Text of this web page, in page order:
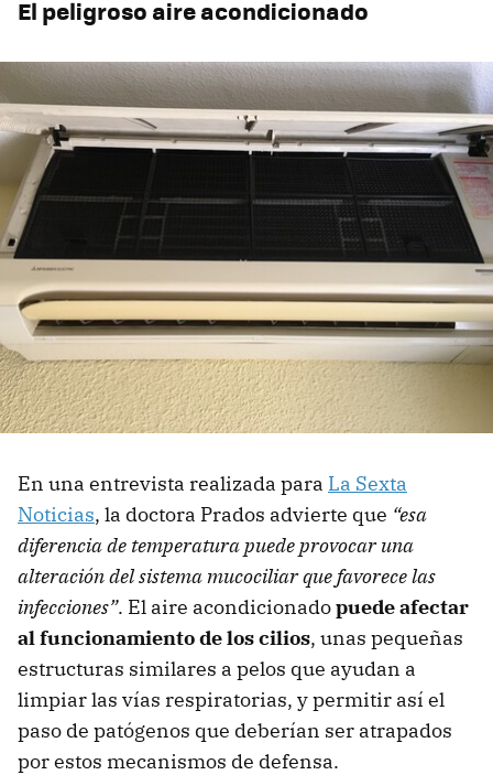
El peligroso aire acondicionado
En una entrevista realizada para La Sexta
Noticias, la doctora Prados advierte que “esa
diferencia de temperatura puede provocar una
alteración del sistema mucociliar que favorece las
infecciones”. El aire acondicionadopuede afectar
al funcionamiento de los cilios, unas pequeñas
estructuras similares a pelos que ayudan a
limpiar las vías respiratorias, y permitir así el
paso de patógenos que deberían ser atrapados
por estos mecanismos de defensa.